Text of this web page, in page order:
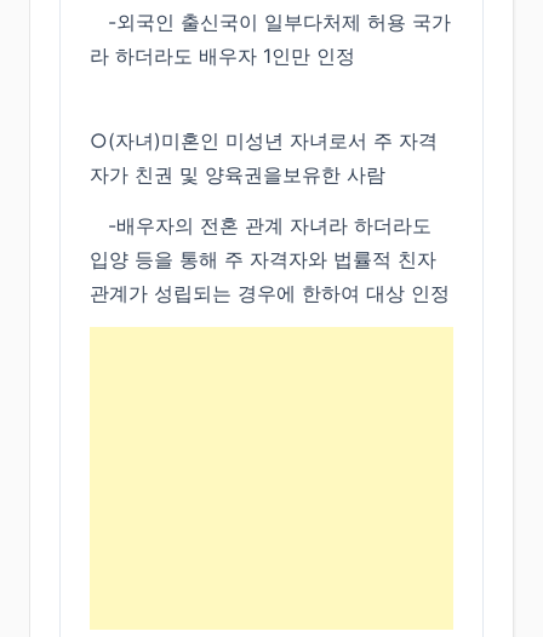
-외국인 출신국이 일부다처제 허용 국가
라 하더라도 배우자 1인만 인정
○(자녀)미혼인 미성년 자녀로서 주 자격
자가 친권 및 양육권을보유한 사람
-배우자의 전혼 관계 자녀라 하더라도
입양 등을 통해 주 자격자와 법률적 친자
관계가 성립되는 경우에 한하여 대상 인정